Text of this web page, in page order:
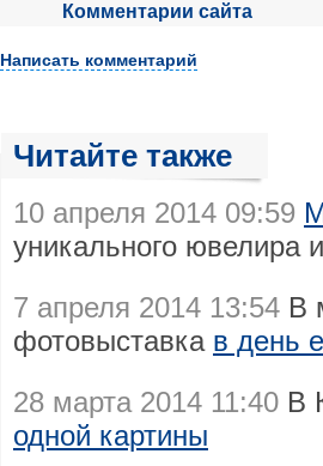
Комментарии сайта
Написать комментарий
Читайте также
10 апреля 2014 09:59
уникального ювелира
7 апреля 2014 13:54 В
фотовыставка в день
28 марта 2014 11:40 В
одной картины